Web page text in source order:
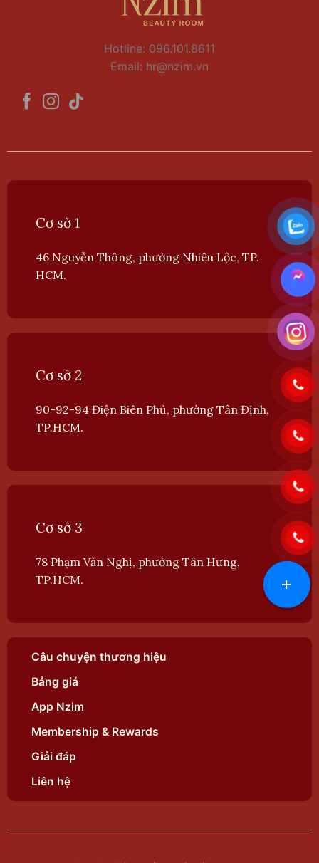
Hotline: 096.101.8611
Email: hr@nzim.vn
Cơ sở 1
46 Nguyễn Thông, phường Nhiêu Lộc, TP.
HCM.
Cơ sở 2
90-92-94 Điện Biên Phủ, phường Tân Định,
TP.HCM.
Cơ sở 3
78 Phạm Văn Nghị, phường Tân Hưng,
TP.HCM.
Câu chuyện thương hiệu
Bảng giá
App Nzim
Membership & Rewards
Giải đáp
Liên hệ
+